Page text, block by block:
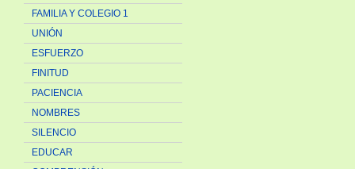
FAMILIA Y COLEGIO 1
UNIÓN
ESFUERZO
FINITUD
PACIENCIA
NOMBRES
SILENCIO
EDUCAR